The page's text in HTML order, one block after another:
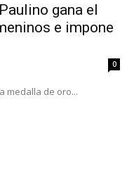
gana el
e impone
0
medalla de oro...